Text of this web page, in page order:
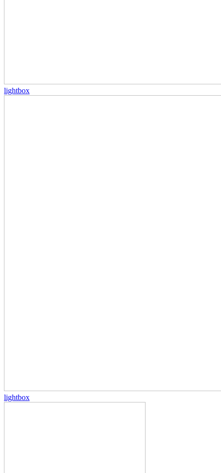
lightbox
lightbox